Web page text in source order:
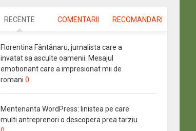
RECENTE COMENTARII RECOMANDARI
Florentina Fântânaru, jurnalista care a
invatat sa asculte oamenii. Mesajul
emotionant care a impresionat mii de
romani 0
Mentenanta WordPress: linistea pe care
multi antreprenori o descopera prea tarziu